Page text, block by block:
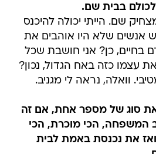
בבית שם.
שם. הייתי יכולה להיכנס
אנשים שלא היו אוהבים את
בחיים, כן? אני חושבת שכל
עצמו כזה באח הגדול, נכון?
וואלה, נראה לי מגניב.
רגילה שאת סוג של מספר אחת, אם זה
המשפחה, הכי מוכרת, הכי
את נכנסת באמת לבית